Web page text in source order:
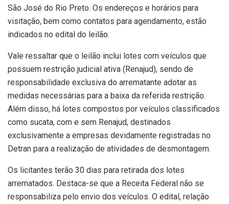
São José do Rio Preto. Os endereços e horários para
visitação, bem como contatos para agendamento, estão
indicados no edital do leilão.
Vale ressaltar que o leilão inclui lotes com veículos que
possuem restrição judicial ativa (Renajud), sendo de
responsabilidade exclusiva do arrematante adotar as
medidas necessárias para a baixa da referida restrição.
Além disso, há lotes compostos por veículos classificados
como sucata, com e sem Renajud, destinados
exclusivamente a empresas devidamente registradas no
Detran para a realização de atividades de desmontagem.
Os licitantes terão 30 dias para retirada dos lotes
arrematados. Destaca-se que a Receita Federal não se
responsabiliza pelo envio dos veículos. O edital, relação